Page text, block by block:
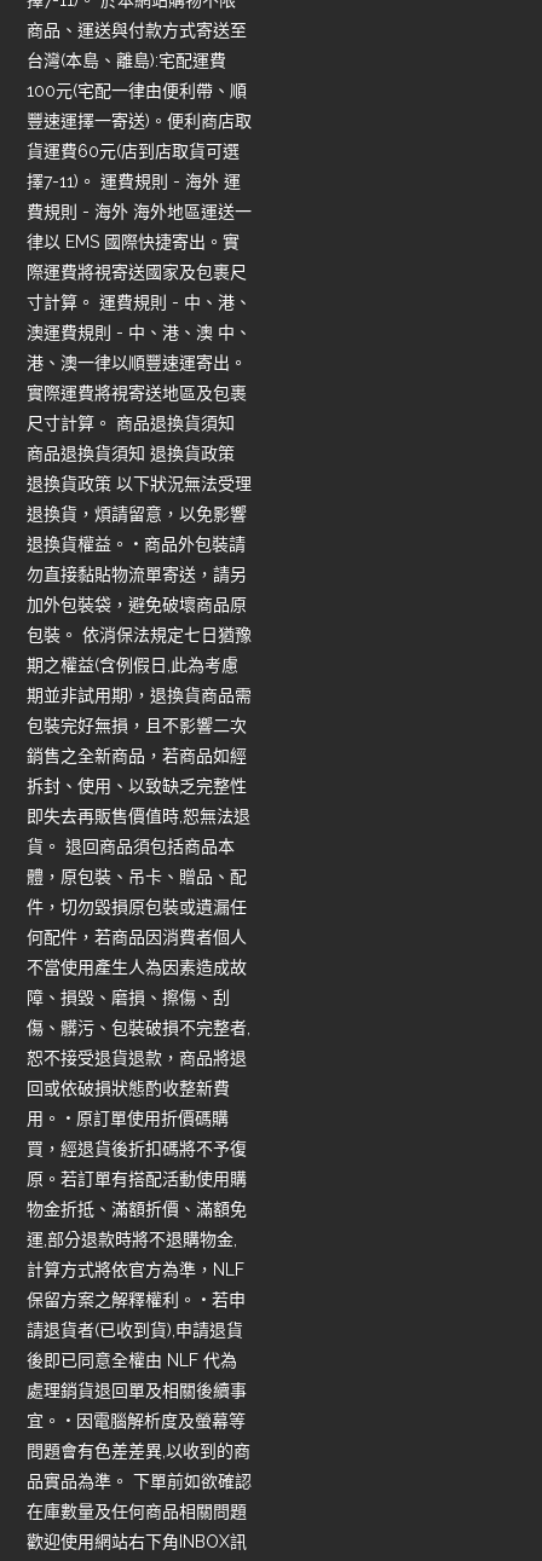
商品、運送與付款方式寄送至
台灣(本島、離島):宅配運費
100元(宅配一律由便利帶、順
豐速運擇一寄送)。便利商店取
貨運費60元(店到店取貨可選
擇7-11)。 運費規則 - 海外 運
費規則 - 海外 海外地區運送一
律以 EMS 國際快捷寄出。實
際運費將視寄送國家及包裹尺
寸計算。 運費規則 - 中、港、
澳運費規則 - 中、港、澳 中、
港、澳一律以順豐速運寄出。
實際運費將視寄送地區及包裹
尺寸計算。 商品退換貨須知
商品退換貨須知 退換貨政策
退換貨政策 以下狀況無法受理
退換貨，煩請留意，以免影響
退換貨權益。 • 商品外包裝請
勿直接黏貼物流單寄送，請另
加外包裝袋，避免破壞商品原
包裝。 依消保法規定七日猶豫
期之權益(含例假日,此為考慮
期並非試用期)，退換貨商品需
包裝完好無損，且不影響二次
銷售之全新商品，若商品如經
拆封、使用、以致缺乏完整性
即失去再販售價值時,恕無法退
貨。 退回商品須包括商品本
體，原包裝、吊卡、贈品、配
件，切勿毀損原包裝或遺漏任
何配件，若商品因消費者個人
不當使用產生人為因素造成故
障、損毀、磨損、擦傷、刮
傷、髒污、包裝破損不完整者,
恕不接受退貨退款，商品將退
回或依破損狀態酌收整新費
用。 • 原訂單使用折價碼購
買，經退貨後折扣碼將不予復
原。若訂單有搭配活動使用購
物金折抵、滿額折價、滿額免
運,部分退款時將不退購物金,
計算方式將依官方為準，NLF
保留方案之解釋權利。 • 若申
請退貨者(已收到貨),申請退貨
後即已同意全權由 NLF 代為
處理銷貨退回單及相關後續事
宜。 • 因電腦解析度及螢幕等
問題會有色差差異,以收到的商
品實品為準。 下單前如欲確認
在庫數量及任何商品相關問題
歡迎使用網站右下角INBOX訊